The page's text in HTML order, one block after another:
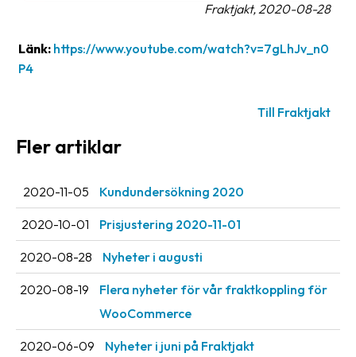
Kundtjänst
företaget
Om
Fraktjakt
Pressrum
Fraktjakt, 2020-08-28
Länk: https://www.youtube.com/watch?v=7gLhJv_n0
P4
Till Fraktjakt
Fler artiklar
2020-11-05 Kundundersökning 2020
2020-10-01 Prisjustering 2020-11-01
2020-08-28 Nyheter i augusti
2020-08-19
Flera nyheter för vår fraktkoppling för
WooCommerce
2020-06-09 Nyheter i juni på Fraktjakt